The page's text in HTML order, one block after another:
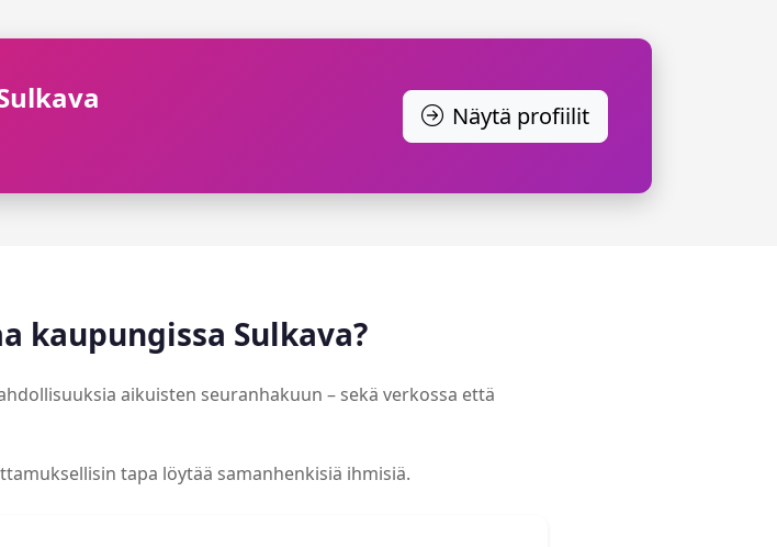
Näytä profiilit
kaupungissa Sulkava?
aikuisten seuranhakuun – sekä verkossa että
tapa löytää samanhenkisiä ihmisiä.